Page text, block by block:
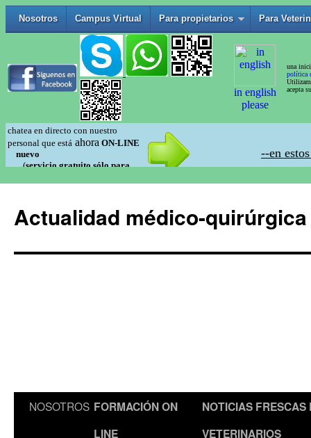
Actualidad médico-
NOSOTROS FORMACIÓN ON
LINE
NOTICIAS FRESCAS
VETERINARIOS